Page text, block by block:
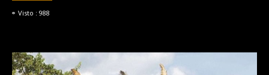
Visto : 988